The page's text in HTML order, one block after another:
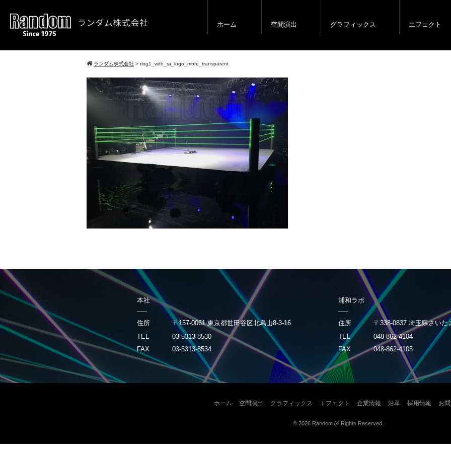
ホーム 空間演出 グラフィックス エフェクト
ランダム株式会社 > ring1_with_ra_logo_more_transparent
本社
住所
〒157-0061 東京都世田谷区北烏山8-3-16
TEL
03-5313-8530
FAX
03-5313-8534
浦和ラボ
住所
〒338-0837 埼玉県さいた
TEL
048-862-4104
FAX
048-862-4105
ホーム 空間演出 グラフィックス エフェクト 企業情報 沿革 採用情報 お
© 2026 RandomAll Rights Reserved.